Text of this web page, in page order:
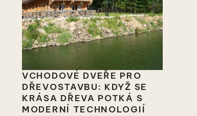
VCHODOVÉ DVEŘE PRO
DŘEVOSTAVBU: KDYŽ SE
KRÁSA DŘEVA POTKÁ S
MODERNÍ TECHNOLOGIÍ